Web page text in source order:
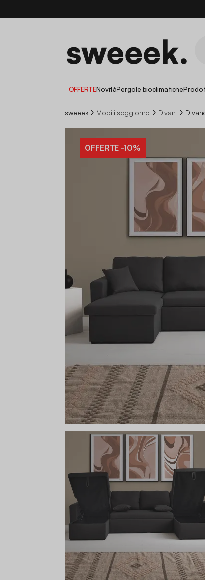
OFFERTENovitàPergole bioclimatiche
sweeek Mobili soggiorno Divani
OFFERTE -10%